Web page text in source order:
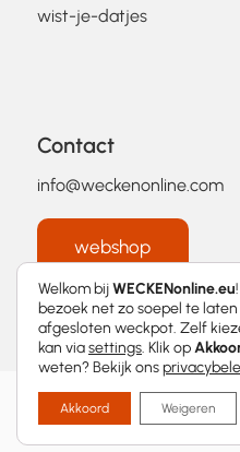
wist-je-datjes
Contact
info@weckenonline.com
webshop
2026 © WECKENonline.eu │
Welkom bijWECKENonline.eu
bezoek net zo soepel te
afgesloten weckpot. Zelf
kan viasettings. Klik op
weten? Bekijk ons
Akkoord Weigeren